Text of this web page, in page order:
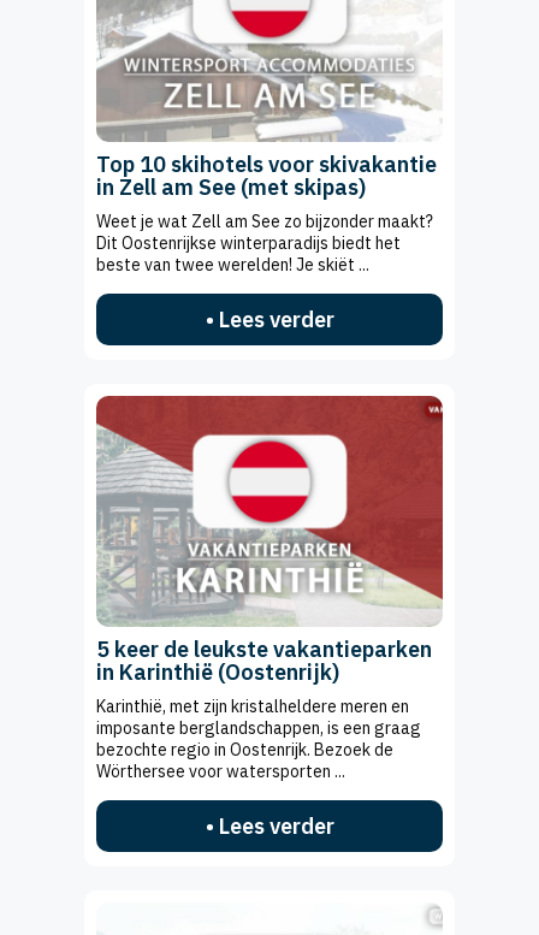
Top 10 skihotels voor skivakantie
in Zell am See (met skipas)
Weet je wat Zell am See zo bijzonder maakt?
Dit Oostenrijkse winterparadijs biedt het
beste van twee werelden! Je skiët ...
• Lees verder
5 keer de leukste vakantieparken
in Karinthië (Oostenrijk)
Karinthië, met zijn kristalheldere meren en
imposante berglandschappen, is een graag
bezochte regio in Oostenrijk. Bezoek de
Wörthersee voor watersporten ...
• Lees verder